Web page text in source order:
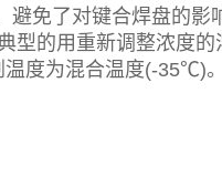
免了对键合焊盘的影
型的用重新调整浓度
度为混合温度(-35℃)。